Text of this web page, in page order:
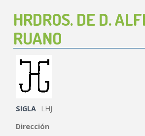
HRDROS. DE D.
RUANO
SIGLA LHJ
Dirección